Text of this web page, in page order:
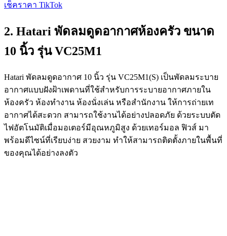
เช็คราคา TikTok
2. Hatari พัดลมดูดอากาศห้องครัว ขนาด
10 นิ้ว รุ่น VC25M1
Hatari พัดลมดูดอากาศ 10 นิ้ว รุ่น VC25M1(S) เป็นพัดลมระบาย
อากาศแบบฝังฝ้าเพดานที่ใช้สำหรับการระบายอากาศภายใน
ห้องครัว ห้องทำงาน ห้องนั่งเล่น หรือสำนักงาน ให้การถ่ายเท
อากาศได้สะดวก สามารถใช้งานได้อย่างปลอดภัย ด้วยระบบตัด
ไฟอัตโนมัติเมื่อมอเตอร์มีอุณหภูมิสูง ด้วยเทอร์มอล ฟิวส์ มา
พร้อมดีไซน์ที่เรียบง่าย สวยงาม ทำให้สามารถติดตั้งภายในพื้นที่
ของคุณได้อย่างลงตัว